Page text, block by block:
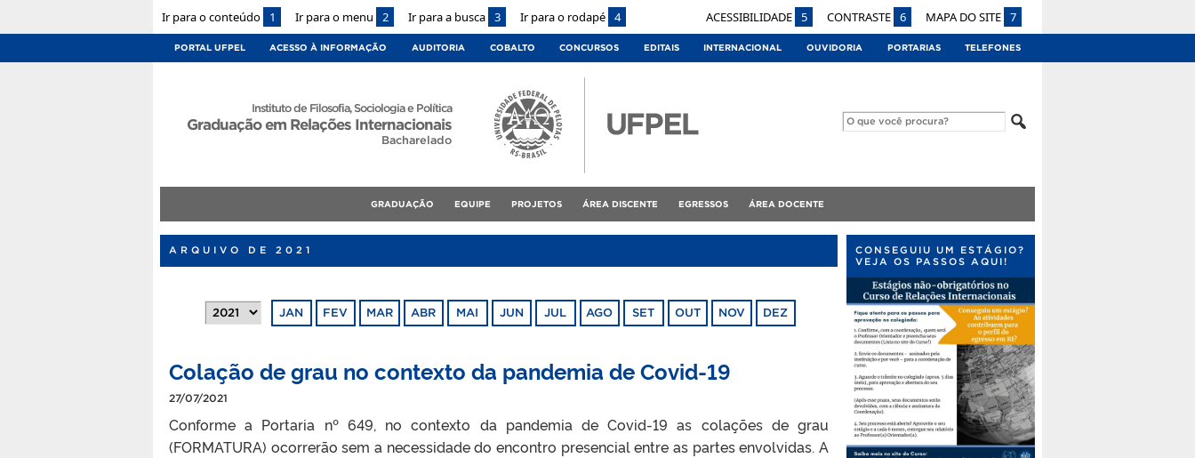
Ir para o conteúdo 1 Ir para o menu 2 Ir para a busca 3 Ir para o rodapé 4 ACESSIBILIDADE 5 CONTRASTE 6 MAPA DO SITE 7
PORTAL UFPEL ACESSO À INFORMAÇÃO AUDITORIA COBALTO CONCURSOS EDITAIS INTERNACIONAL OUVIDORIA PORTARIAS TELEFONES
Instituto de Filosofia, Sociologia e Política
Graduação em Relações Internacionais
Bacharelado
GRADUAÇÃO EQUIPE PROJETOS ÁREA DISCENTE EGRESSOS ÁREA DOCENTE
ARQUIVO DE 2021
JAN FEV MAR ABR MAI JUN JUL AGO SET OUT NOV DEZ
Colação de grau no contexto da pandemia de Covid-19
27/07/2021
Conforme a Portaria nº 649, no contexto da pandemia de Covid-19 as colações de grau
(FORMATURA) ocorrerão sem a necessidade do encontro presencial entre as partes envolvidas. A
CONSEGUIU UM ESTÁGIO?
VEJA OS PASSOS AQUI!